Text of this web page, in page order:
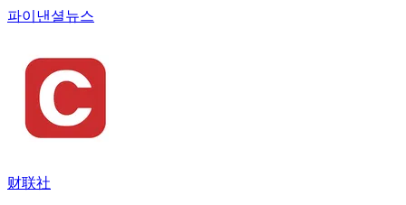
파이낸셜뉴스
财联社